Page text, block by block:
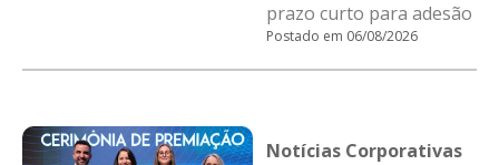
prazo curto para adesão
Postado em 06/08/2026
Notícias Corporativas